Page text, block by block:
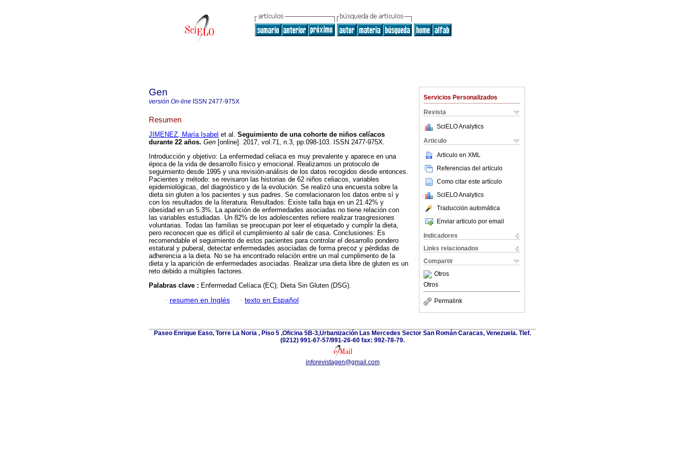
Servicios Personalizados
Revista
SciELO Analytics
Articulo
Articulo en XML
Referencias del artículo
Como citar este artículo
SciELO Analytics
Traducción automática
Enviar articulo por email
Indicadores
Links relacionados
Compartir
Otros
Otros
Permalink
Gen
versión On-line ISSN 2477-975X
Resumen
JIMENEZ, María Isabel et al. Seguimiento de una cohorte de niños celíacos
durante 22 años. Gen [online]. 2017, vol.71, n.3, pp.098-103. ISSN 2477-975X.
Introducción y objetivo: La enfermedad celiaca es muy prevalente y aparece en una
época de la vida de desarrollo físico y emocional. Realizamos un protocolo de
seguimiento desde 1995 y una revisión-análisis de los datos recogidos desde entonces.
Pacientes y método: se revisaron las historias de 62 niños celiacos, variables
epidemiológicas, del diagnóstico y de la evolución. Se realizó una encuesta sobre la
dieta sin gluten a los pacientes y sus padres. Se correlacionaron los datos entre sí y
con los resultados de la literatura. Resultados: Existe talla baja en un 21.42% y
obesidad en un 5.3%. La aparición de enfermedades asociadas no tiene relación con
las variables estudiadas. Un 82% de los adolescentes refiere realizar trasgresiones
voluntarias. Todas las familias se preocupan por leer el etiquetado y cumplir la dieta,
pero reconocen que es difícil el cumplimiento al salir de casa. Conclusiones: Es
recomendable el seguimiento de estos pacientes para controlar el desarrollo pondero
estatural y puberal, detectar enfermedades asociadas de forma precoz y pérdidas de
adherencia a la dieta. No se ha encontrado relación entre un mal cumplimento de la
dieta y la aparición de enfermedades asociadas. Realizar una dieta libre de gluten es un
reto debido a múltiples factores.
Palabras clave : Enfermedad Celíaca (EC); Dieta Sin Gluten (DSG).
· resumen en Inglés · texto en Español
Paseo Enrique Easo, Torre La Noria , Piso 5 ,Oficina 5B-3,Urbanización Las Mercedes Sector San Román Caracas, Venezuela. Tlef.
(0212) 991-67-57/991-26-60 fax: 992-78-79.
inforevistagen@gmail.com